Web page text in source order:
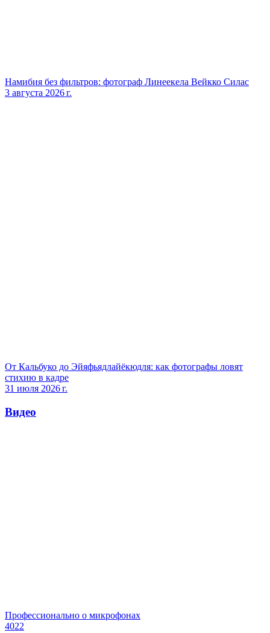
Намибия без фильтров: фотограф Линеекела Вейкко Силас
3 августа 2026 г.
От Кальбуко до Эйяфьядлайёкюдля: как фотографы ловят
стихию в кадре
31 июля 2026 г.
Видео
Профессионально о микрофонах
4022